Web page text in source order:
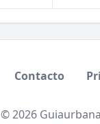
Contacto
© 2026